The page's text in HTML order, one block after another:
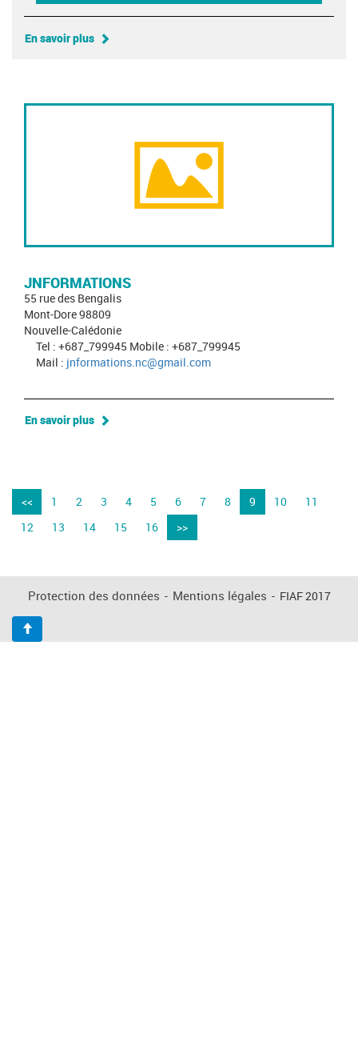
En savoir plus
JNFORMATIONS
55 rue des Bengalis
Mont-Dore 98809
Nouvelle-Calédonie
Tel : +687_799945 Mobile : +687_799945
Mail : jnformations.nc@gmail.com
En savoir plus
<< 1 2 3 4 5 6 7 8 9 10
11
12
13 14 15 16 >>
Protection des données - Mentions légales - FIAF 2017